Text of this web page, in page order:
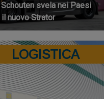
svela nei Paesi
nuovo Strator
LOGISTICA